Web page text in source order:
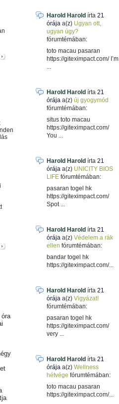
Harold Harold írta 21
órája a(z) Ugyan ott,
ugyan úgy?
fórumtémában:
toto macau pasaran
https://giteximpact.com/ I’m
...
Harold Harold írta 21
órája a(z) új gyogymód
fórumtémában:
situs toto macau
https://giteximpact.com/
You ...
Harold Harold írta 21
órája a(z) UNICITY BIOS
LIFE fórumtémában:
pasaran togel hk
https://giteximpact.com/
Spot ...
Harold Harold írta 21
órája a(z) Védelem a rák
ellen fórumtémában:
bandar togel hk
https://giteximpact.com/...
Harold Harold írta 21
órája a(z) Vigyázat!
fórumtémában:
pasaran togel hk
https://giteximpact.com/
very ...
Harold Harold írta 21
órája a(z) Wellness
hétvége fórumtémában:
toto macau pasaran
https://giteximpact.com/...